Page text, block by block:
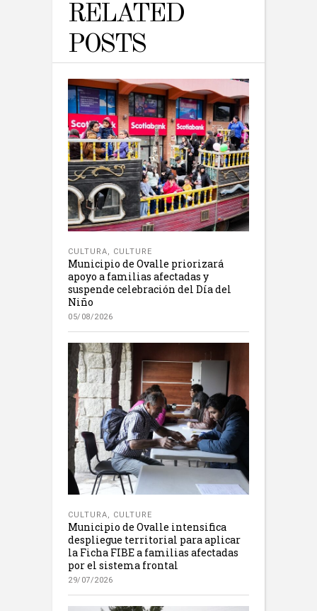
RELATED
POSTS
CULTURA CULTURE
Municipio de Ovalle priorizará
apoyo a familias afectadas y
suspende celebración del Día del
Niño
05/08/2026
CULTURA, CULTURE
Municipio de Ovalle intensifica
despliegue territorial para aplicar
la Ficha FIBE a familias afectadas
por el sistema frontal
29/07/2026